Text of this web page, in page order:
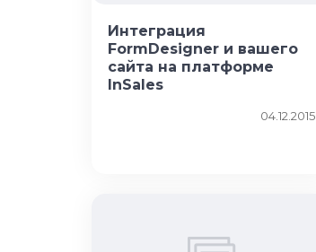
Интеграция
FormDesigner и вашего
сайта на платформе
InSales
04.12.2015